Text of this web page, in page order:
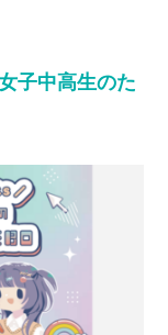
子中高生のた